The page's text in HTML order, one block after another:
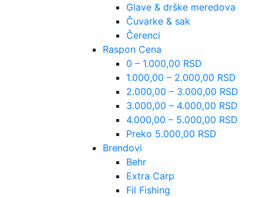
Glave & drške meredova
Čuvarke & sak
Čerenci
Raspon Cena
0 – 1.000,00 RSD
1.000,00 – 2.000,00 RSD
2.000,00 – 3.000,00 RSD
3.000,00 – 4.000,00 RSD
4.000,00 – 5.000,00 RSD
Preko 5.000,00 RSD
Brendovi
Behr
Extra Carp
Fil Fishing